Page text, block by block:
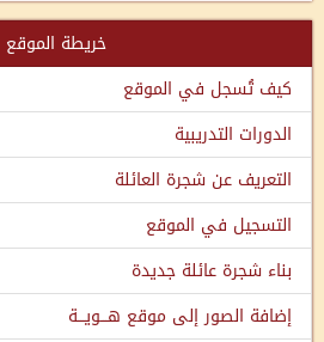
خريطة الموقع
كيف تُسجل في الموقع
الدورات التدريبية
التعريف عن شجرة العائلة
التسجيل في الموقع
بناء شجرة عائلة جديدة
إضافة الصور إلى موقع هـــويـــة